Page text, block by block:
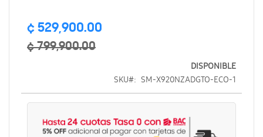
¢ 529,900.00
¢ 799,900.00
DISPONIBLE
SKU
SM-X920NZADGTO-ECO-1